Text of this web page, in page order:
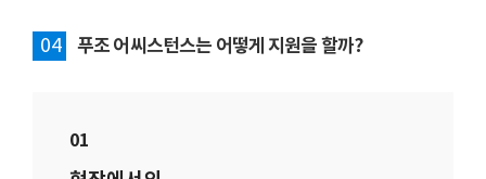
04 푸조 어씨스턴스는 어떻게 지원을 할까?
01